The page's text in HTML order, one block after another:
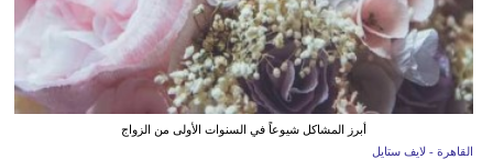
أبرز المشاكل شيوعاً في السنوات الأولى من الزواج
القاهرة - لايف ستايل